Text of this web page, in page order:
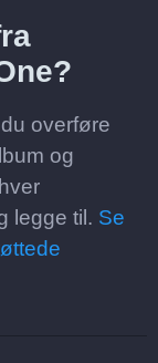
overføre
og
legge til. Se